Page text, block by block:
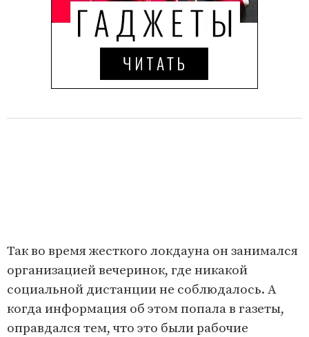
Так во время жесткого локдауна он занимался
организацией вечеринок, где никакой
социальной дистанции не соблюдалось. А
когда информация об этом попала в газеты,
оправдался тем, что это были рабочие